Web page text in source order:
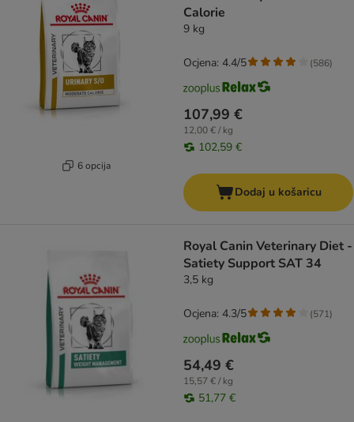
6 opcija
Calorie
9 kg
107,99 €
12,00 € / kg
102,59 €
Ocjena: 4.4/5 (586)
Dodaj u košaricu
Royal Canin Veterinary Diet -
Satiety Support SAT 34
3,5 kg
54,49 €
15,57 € / kg
51,77 €
Ocjena: 4.3/5 (571)